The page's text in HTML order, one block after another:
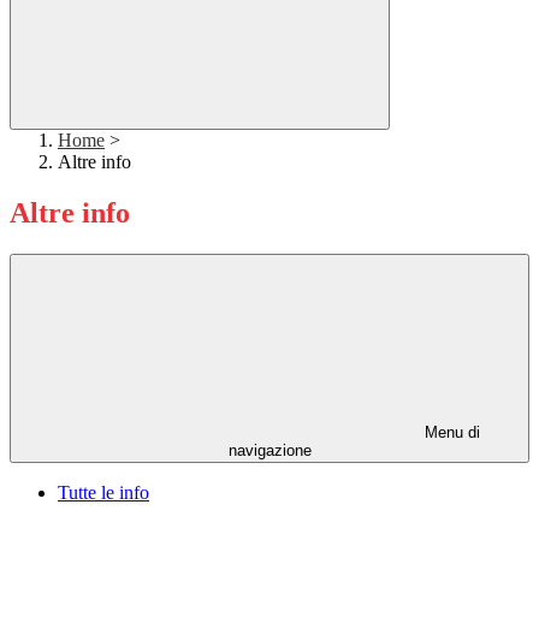
Home >
Altre info
Altre info
Menu di
navigazione
Tutte le info